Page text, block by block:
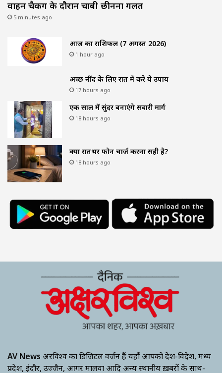
वाहन चैकिंग के दौरान चाबी छीनना गलत
5 minutes ago
आज का राशिफल (7 अगस्त 2026)
1 hour ago
अच्छी नींद के लिए रात में करे ये उपाय
17 hours ago
एक साल में सुंदर बनाएंगे सवारी मार्ग
18 hours ago
क्या रातभर फोन चार्ज करना सही है?
18 hours ago
AV News अक्षरविश्व का डिजिटल वर्जन हैं यहाँ आपको देश-विदेश, मध्य
प्रदेश, इंदौर, उज्जैन, आगर मालवा आदि अन्य स्थानीय ख़बरों के साथ-